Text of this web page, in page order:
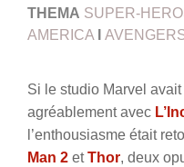
THEMA SUPER-
AMERICA
Si le studio Marvel
agréablement avec
l’enthousiasme était
Man 2 etThor, deux